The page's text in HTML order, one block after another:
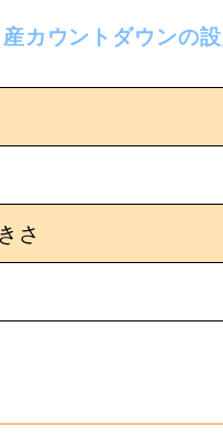
カウントダウンの
さ